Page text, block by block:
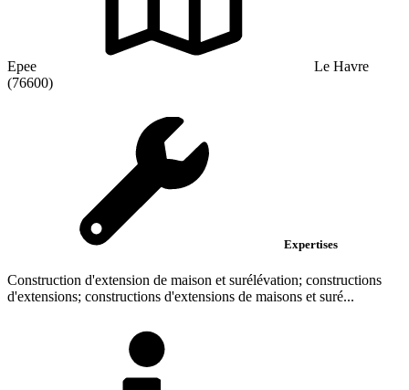
Epee
Le Havre
(76600)
Expertises
Construction d'extension de maison et surélévation; constructions
d'extensions; constructions d'extensions de maisons et suré...